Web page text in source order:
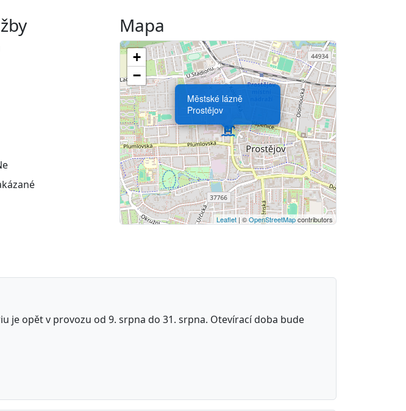
Mapa
Městské lázně
Prostějov
+
−
Leaflet | ©OpenStreetMapcontributors
je opět v provozu od 9. srpna do 31. srpna. Otevírací doba bude